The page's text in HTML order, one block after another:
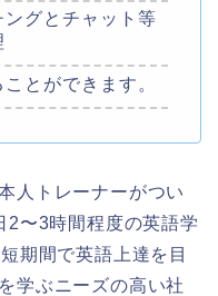
グとチャット等
とができます。
人トレーナーがつい
2〜3時間程度の英語学
期間で英語上達を目
学ぶニーズの高い社